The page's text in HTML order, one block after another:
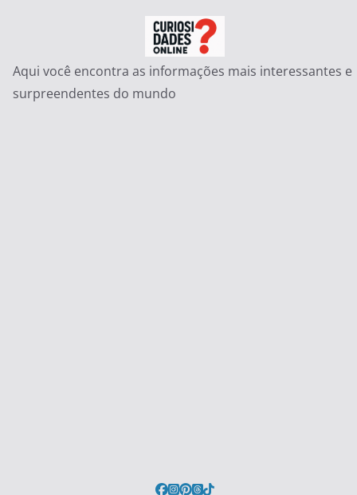
conteúdo
Aqui você encontra as informações mais interessantes e
surpreendentes do mundo